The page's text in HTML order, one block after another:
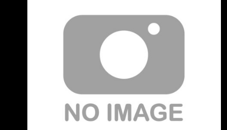
tell ESPN. Matisse Thybulle 已與洛杉磯湖人隊
達成一年 330 萬美元的合約。
https://reurl.cc/p8m7ed 根據